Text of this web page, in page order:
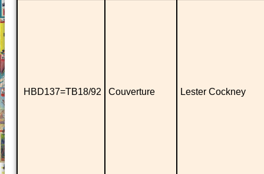
HBD137=TB18/92 Couverture Lester Cockney